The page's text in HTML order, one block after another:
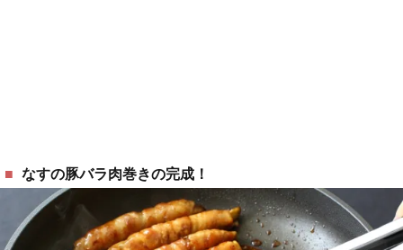
なすの豚バラ肉巻きの完成！